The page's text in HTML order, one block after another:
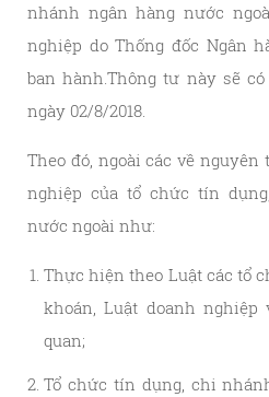
nhánh ngân hàng nước
nghiệp do Thống đốc Ngân
ban hành.Thông tư này sẽ
ngày 02/8/2018.
Theo đó, ngoài các về
nghiệp của tổ chức tín
nước ngoài như:
Thực hiện theo Luật các tổ
khoán, Luật doanh
quan;
Tổ chức tín dụng, chi